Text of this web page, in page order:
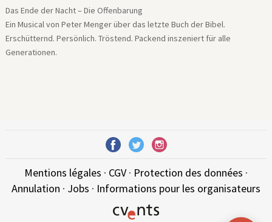
Das Ende der Nacht – Die Offenbarung
Ein Musical von Peter Menger über das letzte Buch der Bibel.
Erschütternd. Persönlich. Tröstend. Packend inszeniert für alle
Generationen.
Mentions légales · CGV· Protection des données ·
Annulation · Jobs · Informations pour les organisateurs